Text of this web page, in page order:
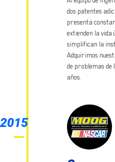
dos patentes
presenta
extienden la vida
simplifican la
Adquirimos
de problemas
años.
2015